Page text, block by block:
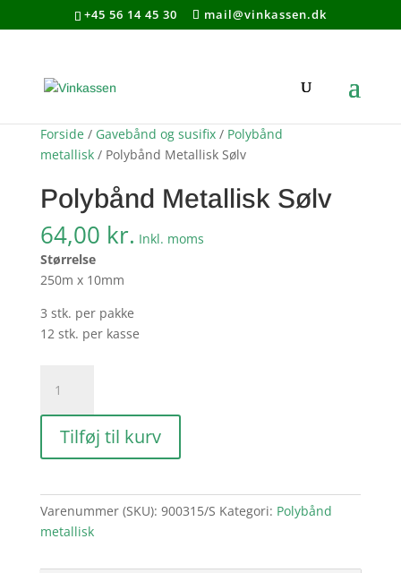
+45 56 14 45 30 mail@vinkassen.dk
Søg produkter - start med at skrive
Forside/ Gavebånd og susifix/ Polybånd
metallisk/ Polybånd Metallisk Sølv
Polybånd Metallisk Sølv
64,00 kr. Inkl. moms
Størrelse
250m x 10mm
3 stk. per pakke
12 stk. per kasse
Metallisk
Sølv
antalTilføj til kurv
Varenummer (SKU): 900315/S Kategori: Polybånd
metallisk